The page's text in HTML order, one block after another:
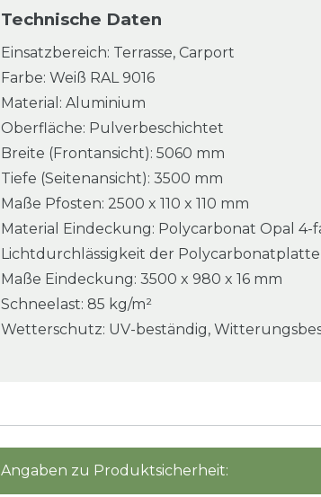
Technische Daten
Einsatzbereich: Terrasse, Carport
Farbe: Weiß RAL 9016
Material: Aluminium
Oberfläche: Pulverbeschichtet
Breite (Frontansicht): 5060 mm
Tiefe (Seitenansicht): 3500 mm
Maße Pfosten: 2500 x 110 x 110 mm
Material Eindeckung: Polycarbonat Opal 4-
Lichtdurchlässigkeit der
Maße Eindeckung: 3500 x 980 x 16 mm
Schneelast: 85 kg/m²
Wetterschutz: UV-beständig,
Angaben zu Produktsicherheit: